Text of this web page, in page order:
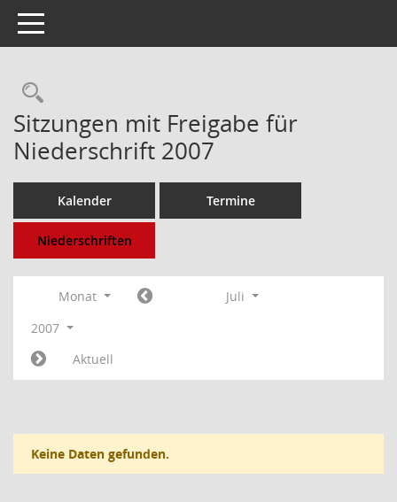
Toggle navigation
Rechercheauswahl
Sitzungen mit Freigabe für
Niederschrift 2007
Kalender Termine
Niederschriften
Monat
Juli
2007
Aktuell
Keine Daten gefunden.